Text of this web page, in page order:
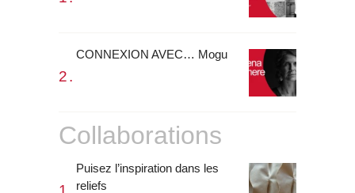
CONNEXION AVEC… Mogu
Collaborations
Puisez l’inspiration dans les
reliefs